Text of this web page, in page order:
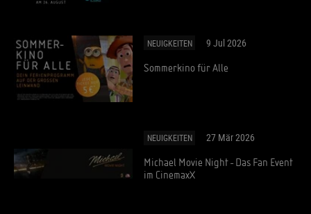
NEUIGKEITEN 9 Jul 2026
Sommerkino für Alle
NEUIGKEITEN 27 Mär 2026
Michael Movie Night - Das Fan Event
im CinemaxX